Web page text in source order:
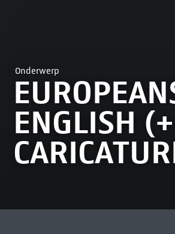
Onderwerp
ENGLISH (+